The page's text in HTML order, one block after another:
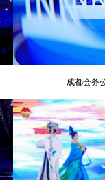
成都会务